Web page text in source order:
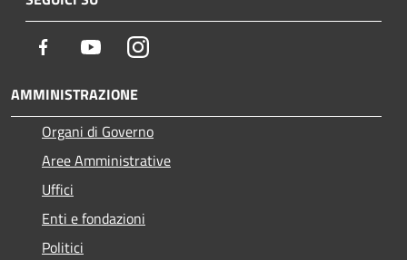
Facebook YoutubeInstagram
AMMINISTRAZIONE
Organi di Governo
Aree Amministrative
Uffici
Enti e fondazioni
Politici